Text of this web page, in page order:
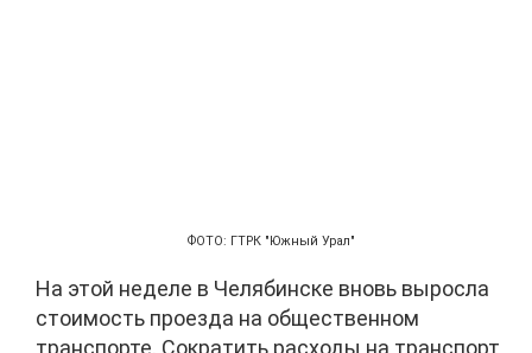
ФОТО: ГТРК "Южный Урал"
На этой неделе в Челябинске вновь выросла
стоимость проезда на общественном